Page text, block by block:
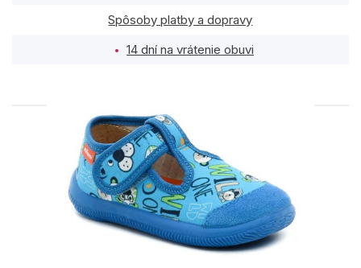
Spôsoby platby a dopravy
14 dní na vrátenie obuvi
PODOBNÉ PRODUKTY